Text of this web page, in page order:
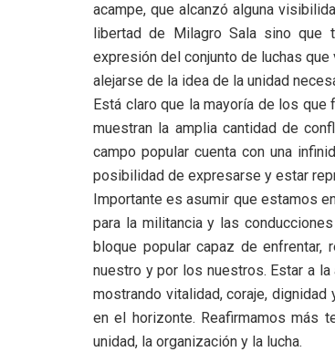
acampe, que alcanzó alguna
libertad de Milagro Sala sino que
expresión del conjunto de luchas
alejarse de la idea de la unidad
Está claro que la mayoría de los que
muestran la amplia cantidad de
campo popular cuenta con una
posibilidad de expresarse y estar
Importante es asumir que estamos
para la militancia y las
bloque popular capaz de
nuestro y por los nuestros. Estar a
mostrando vitalidad, coraje,
en el horizonte. Reafirmamos más
unidad, la organización y la lucha.